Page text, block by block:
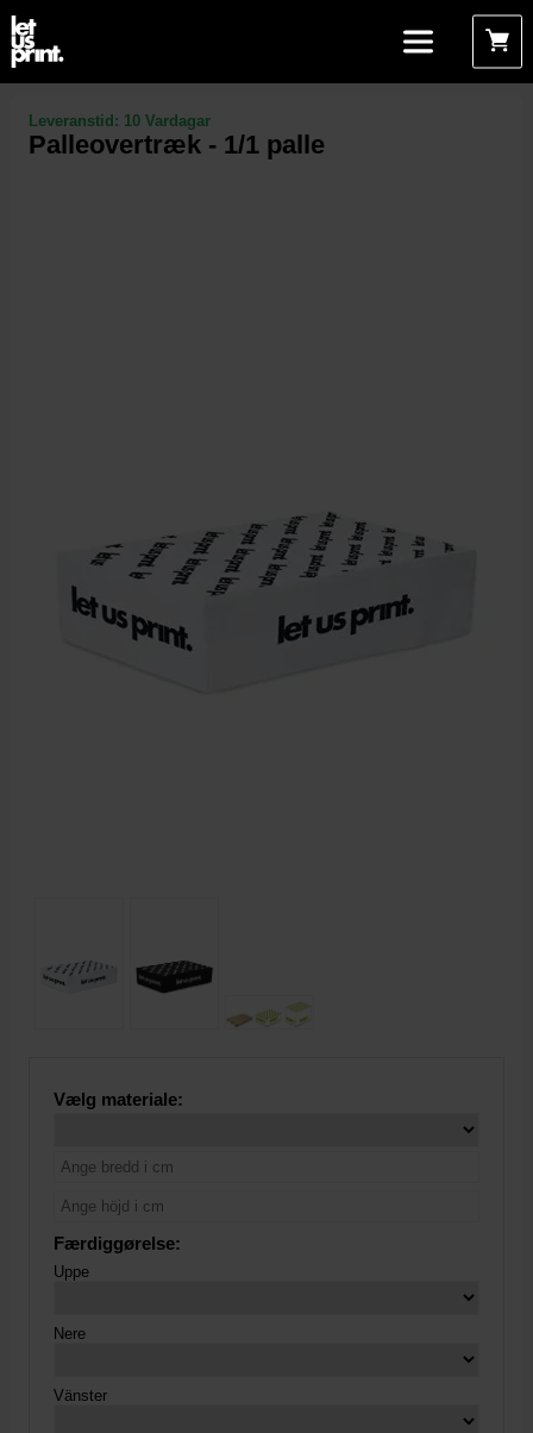
Leveranstid: 10 Vardagar
Palleovertræk - 1/1 palle
Vælg materiale:
Færdiggørelse:
Uppe
Nere
Vänster